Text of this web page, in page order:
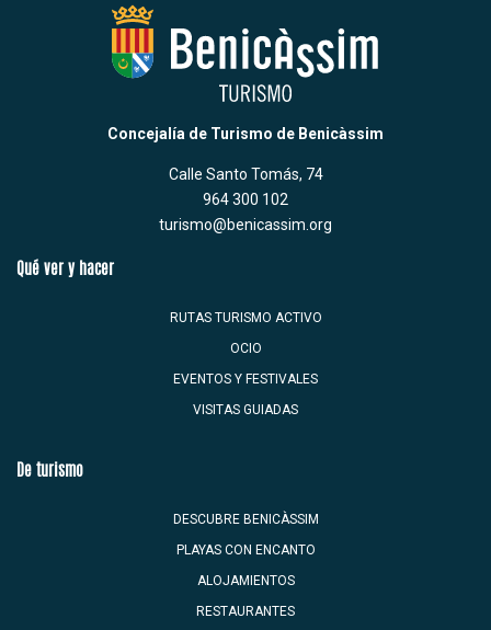
Concejalía de Turismo de Benicàssim
Calle Santo Tomás, 74
964 300 102
turismo@benicassim.org
Qué ver y hacer
RUTAS TURISMO ACTIVO
OCIO
EVENTOS Y FESTIVALES
VISITAS GUIADAS
De turismo
DESCUBRE BENICÀSSIM
PLAYAS CON ENCANTO
ALOJAMIENTOS
RESTAURANTES